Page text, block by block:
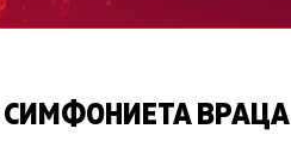
СИМФОНИЕТА ВРАЦА